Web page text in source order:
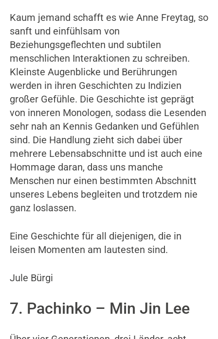
Kaum jemand schafft es wie Anne Freytag, so
sanft und einfühlsam von
Beziehungsgeflechten und subtilen
menschlichen Interaktionen zu schreiben.
Kleinste Augenblicke und Berührungen
werden in ihren Geschichten zu Indizien
großer Gefühle. Die Geschichte ist geprägt
von inneren Monologen, sodass die Lesenden
sehr nah an Kennis Gedanken und Gefühlen
sind. Die Handlung zieht sich dabei über
mehrere Lebensabschnitte und ist auch eine
Hommage daran, dass uns manche
Menschen nur einen bestimmten Abschnitt
unseres Lebens begleiten und trotzdem nie
ganz loslassen.
Eine Geschichte für all diejenigen, die in
leisen Momenten am lautesten sind.
Jule Bürgi
7. Pachinko – Min Jin Lee